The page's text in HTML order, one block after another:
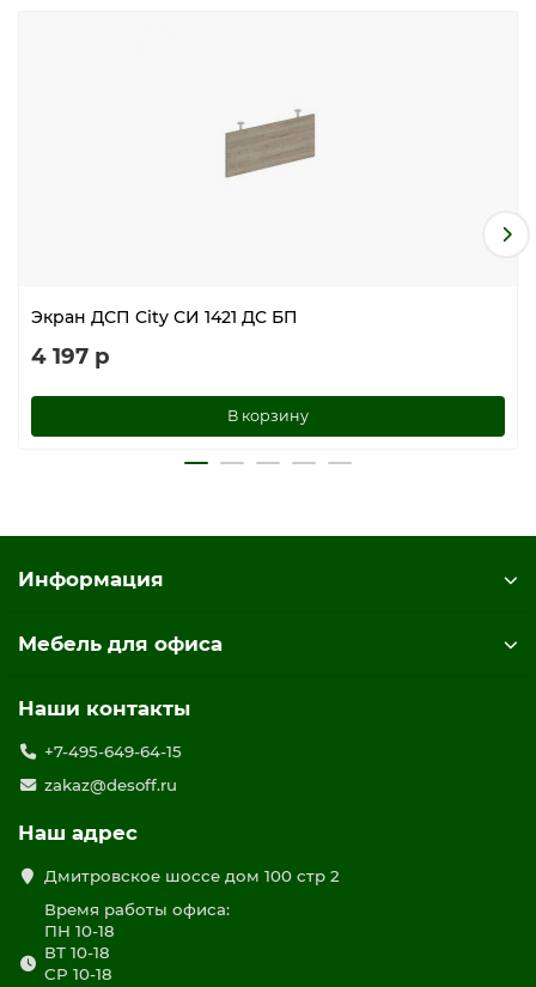
Экран ДСП City СИ 1421 ДC БП
4 197 р
В корзину
Информация
Мебель для офиса
Наши контакты
+7-495-649-64-15
zakaz@desoff.ru
Наш адрес
Дмитровское шоссе дом 100 стр 2
Время работы офиса:
ПН 10-18
ВТ 10-18
СР 10-18